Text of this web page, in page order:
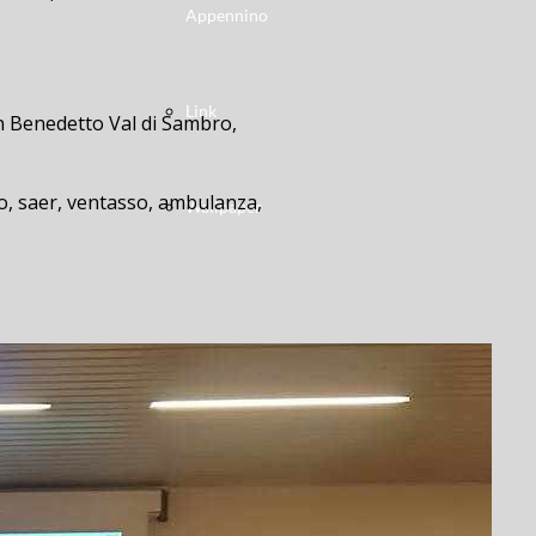
Appennino
Link
Wallpaper
Benedetto Val di Sambro,
saer, ventasso, ambulanza,
è avvenuto questa
belvedere, duca-degli-abruzzi,